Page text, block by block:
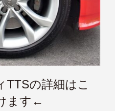
TTSの詳細はこ
ます←